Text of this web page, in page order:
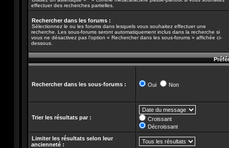
effectuer des recherches partielles.
Rechercher dans les forums :
Sélectionnez le ou les forums dans lesquels vous souhaitez effectuer une
recherche. Les sous-forums seront automatiquement inclus dans la recherche si
vous ne désactivez pas l’option « Rechercher dans les sous-forums » affichée ci-
dessous.
Rechercher dans les sous-forums : Oui Non
Trier les résultats par :
Croissant
Décroissant
Limiter les résultats selon leur
ancienneté :